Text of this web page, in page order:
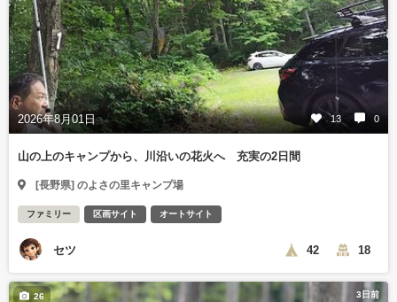
2026年8月01日 13 0
山の上のキャンプから、川沿いの花火へ 充実の2日間
[長野県] のよさの里キャンプ場
ファミリー 区画サイト オートサイト
セツ 42 18
3日前
26